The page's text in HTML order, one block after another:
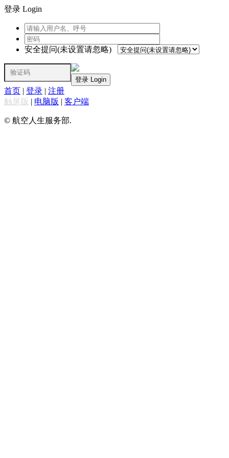
登录 Login
安全提问(未设置请忽略)
登录 Login
首页 | 登录 | 注册
触屏版 | 电脑版 | 客户端
© 航空人生服务部.